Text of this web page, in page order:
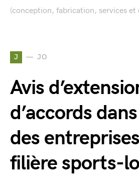
(conception, fabrication, services et
J JO
Avis
d’accords
des
filière sports-